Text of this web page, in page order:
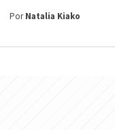
PorNatalia Kiako